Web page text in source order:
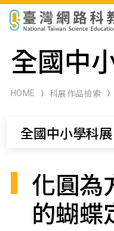
科展作品檢索
科學研習月刊
全國中
HOME 科展作品檢索
全國中小學科展
化圓為
的蝴蝶